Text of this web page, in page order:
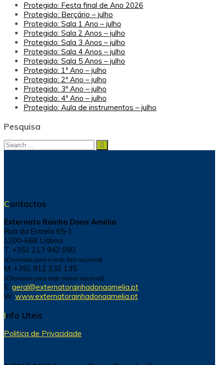
Protegido: Festa final de Ano 2026
Protegido: Berçário – julho
Protegido: Sala 1 Ano – julho
Protegido: Sala 2 Anos – julho
Protegido: Sala 3 Anos – julho
Protegido: Sala 4 Anos – julho
Protegido: Sala 5 Anos – julho
Protegido: 1º Ano – julho
Protegido: 2º Ano – julho
Protegido: 3º Ano – julho
Protegido: 4º Ano – julho
Protegido: Aula de instrumentos – julho
Pesquisa
Search
Search
Contactos
Externato Rainha Dona Amélia
Rua da Estrela 65-1,
1200-668 Lisboa
T. +351 213 942 090
(Chamada para a rede fixa nacional)
M. +351 912 232 135
(Chamada para rede móvel nacional)
E. geral@externatorainhadonaamelia.pt
W. www.externatorainhadonaamelia.pt
Info Uteis
Politica de Privacidade